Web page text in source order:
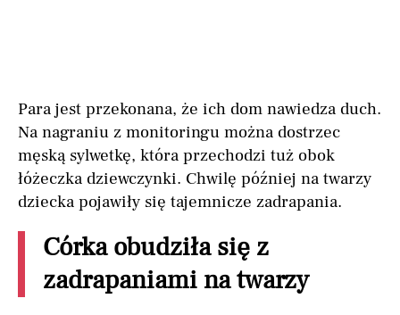
Para jest przekonana, że ich dom nawiedza duch.
Na nagraniu z monitoringu można dostrzec
męską sylwetkę, która przechodzi tuż obok
łóżeczka dziewczynki. Chwilę później na twarzy
dziecka pojawiły się tajemnicze zadrapania.
Córka obudziła się z
zadrapaniami na twarzy